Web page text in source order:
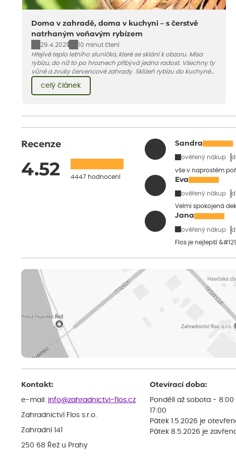
Doma v zahradě, doma v kuchyni – s čerstvě
natrhaným voňavým rybízem
29.4.2021
10 minut čtení
Hřejivé teplo letního sluníčka, které se sklání k obzoru. Mísa
rybízu, do níž to po hroznech přibývá jedna radost. Všechny ty
vůně a zvuky červencové zahrady. Sklizeň rybízu do kuchyně
vnese neuvěřitelný klid a radost. A taky trochu bezstarostnosti
dětství při mlsání babiččina drobenkového koláče s rybízem.
celý článek
Recenze
4.52 4447 hodnocení
Sandra
ověřený nákup
vše v naprostém
Eva
ověřený nákup
Velmi spokojená
Jana
ověřený nákup
Flos je nejlepší
Kontakt:
e-mail: info@zahradnictvi-flos.cz
Zahradnictví Flos s.r.o.
Zahradní 141
250 68 Řež u Prahy
Otevírací doba:
Pondělí až sobota - 8:00
17:00
Pátek 1.5.2026 je
Pátek 8.5.2026 je